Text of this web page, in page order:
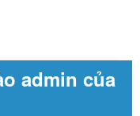
admin của